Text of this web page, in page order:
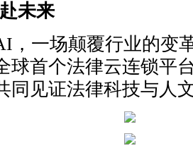
未来
，一场颠覆行业的变
首个法律云连锁平
同见证法律科技与人